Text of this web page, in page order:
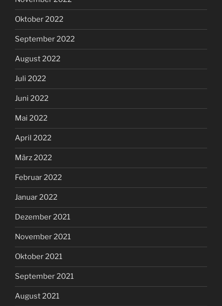
Oktober 2022
September 2022
August 2022
Juli 2022
Juni 2022
Mai 2022
April 2022
März 2022
Februar 2022
Januar 2022
Dezember 2021
November 2021
Oktober 2021
September 2021
August 2021